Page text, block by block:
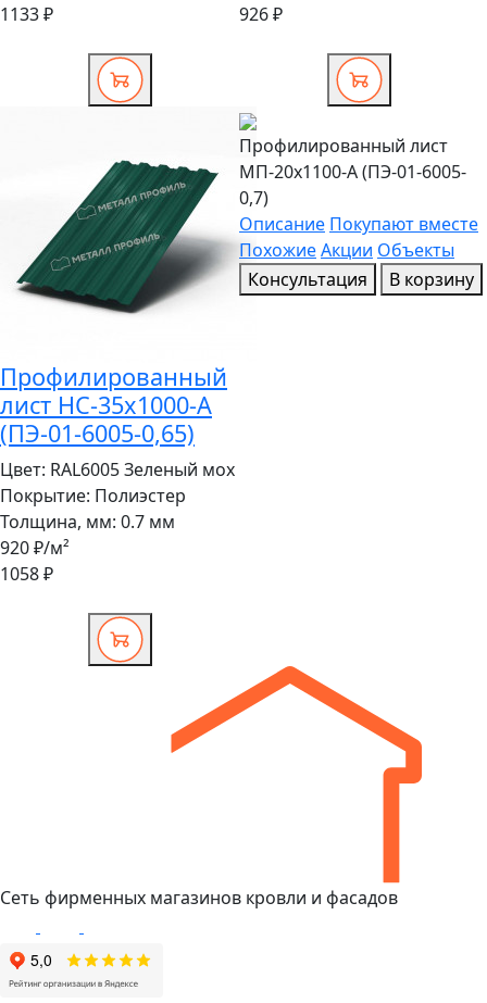
1133 ₽
926 ₽
Профилированный
лист НС-35x1000-A
(ПЭ-01-6005-0,65)
Цвет: RAL6005 Зеленый мох
Покрытие: Полиэстер
Толщина, мм: 0.7 мм
920 ₽/м²
1058 ₽
Профилированный лист
МП-20x1100-A (ПЭ-01-6005-
0,7)
Описание Покупают вместе
ПохожиеАкции Объекты
Консультация
В корзину
Сеть фирменных магазинов кровли и фасадов